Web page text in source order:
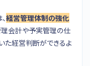
経営管理体制の強化
理会計や予実管理の仕
た経営判断ができるよ